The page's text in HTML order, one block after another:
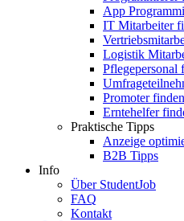
App
IT Mitarbeiter
Logistik
Pflegepersonal
Promoter finden
Erntehelfer
Praktische Tipps
Anzeige
B2B Tipps
Info
Über StudentJob
FAQ
Kontakt